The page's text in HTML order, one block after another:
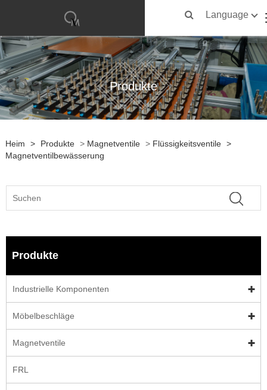
Language
Produkte
Heim > Produkte > Magnetventile > Flüssigkeitsventile >
Magnetventilbewässerung
Produkte
Industrielle Komponenten
Möbelbeschläge
Magnetventile
FRL